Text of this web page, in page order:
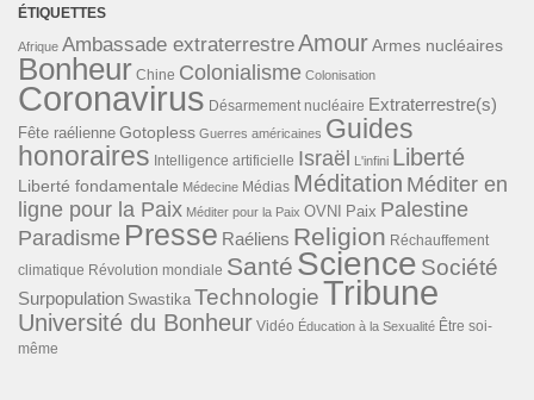
ÉTIQUETTES
Afrique Ambassade extraterrestreAmourArmes nucléaires
Bonheur Chine Colonialisme Colonisation
Coronavirus Désarmement nucléaire Extraterrestre(s)
Fête raélienne Gotopless Guerres américaines Guides
honoraires Intelligence artificielle Israël L'infini Liberté
Liberté fondamentale Médecine Médias Méditation Méditer en
ligne pour la Paix Méditer pour la Paix OVNI Paix Palestine
Paradisme Presse Raéliens Religion Réchauffement
climatique Révolution mondiale Santé Science Société
Surpopulation Swastika TechnologieTribune
Université du Bonheur Vidéo Éducation à la Sexualité Être soi-
même